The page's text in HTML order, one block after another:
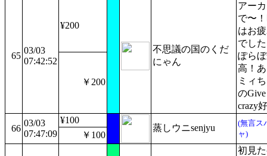
65
03/03
07:42:52
¥200
不思議の国のくだ
にゃん
アー
で〜
はお
でし
ぽら
高！
ミィ
のGive
crazy
￥200
66
03/03
07:47:09
¥100
蒸しウニsenjyu
(無言ス
ャ)
￥100
初見